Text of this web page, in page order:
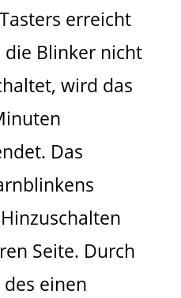
erreicht
Blinker nicht
wird das
Das
Seite. Durch
einen